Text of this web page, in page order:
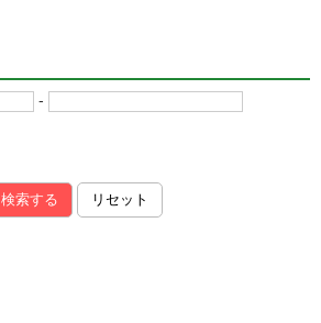
-